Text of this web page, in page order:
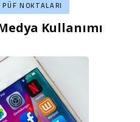
PÜF NOKTALARI
Kullanımı